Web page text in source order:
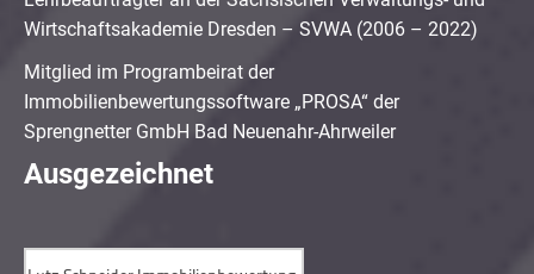
Wirtschaftsakademie Dresden – SVWA (2006 – 2022)
Mitglied im Programbeirat der
Immobilienbewertungssoftware „PROSA“ der
Sprengnetter GmbH Bad Neuenahr-Ahrweiler
Ausgezeichnet